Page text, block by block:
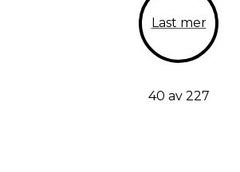
Last mer
40 av 227